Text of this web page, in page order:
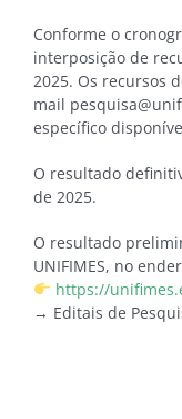
Conforme o
interposição de
2025. Os recursos
mail
específico
O resultado
de 2025.
O resultado
UNIFIMES, no
https://
→ Editais de